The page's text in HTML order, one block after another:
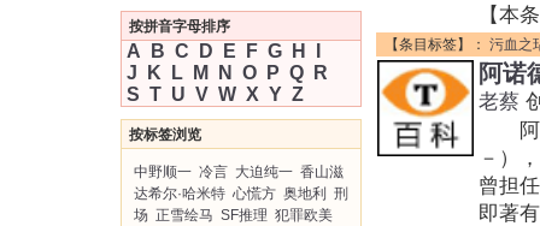
按拼音字母排序
A B C D E F G H
J
K L M N O P Q
R
S T U V W X Y Z
按标签浏览
中野顺一 冷言 大迫纯一 香山滋
达希尔·哈米特 心慌方 奥地利
刑
场 正雪绘马 SF推理 犯罪欧美
【本
【条目标签】： 污血之
阿诺
老蔡
阿诺
－）
曾担
即著